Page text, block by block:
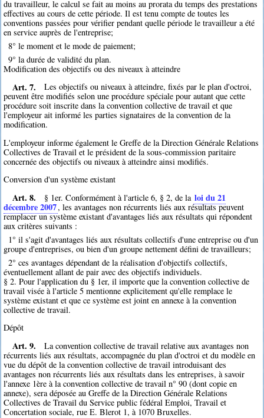
du travailleur, le calcul se fait au moins au prorata du temps des prestations
effectives au cours de cette période. Il est tenu compte de toutes les
conventions passées pour vérifier pendant quelle période le travailleur a été
en service auprès de l'entreprise;
8° le moment et le mode de paiement;
9° la durée de validité du plan.
Modification des objectifs ou des niveaux à atteindre
Art. 7.
Les objectifs ou niveaux à atteindre, fixés par le plan d'octroi,
peuvent être modifiés selon une procédure spéciale pour autant que cette
procédure soit inscrite dans la convention collective de travail et que
l'employeur ait informé les parties signataires de la convention de la
modification.
L'employeur informe également le Greffe de la Direction Générale Relations
Collectives de Travail et le président de la sous-commission paritaire
concernée des objectifs ou niveaux à atteindre ainsi modifiés.
Conversion d'un système existant
Art. 8. § 1er. Conformément à l'article 6, § 2, de la loi du 21
décembre 2007, les avantages non récurrents liés aux résultats peuvent
remplacer un système existant d'avantages liés aux résultats qui répondent
aux critères suivants :
1° il s'agit d'avantages liés aux résultats collectifs d'une entreprise ou d'un
groupe d'entreprises, ou bien d'un groupe nettement défini de travailleurs;
2° ces avantages dépendant de la réalisation d'objectifs collectifs,
éventuellement allant de pair avec des objectifs individuels.
§ 2. Pour l'application du § 1er, il importe que la convention collective de
travail visée à l'article 5 mentionne explicitement qu'elle remplace le
système existant et que ce système est joint en annexe à la convention
collective de travail.
Dépôt
Art. 9.
La convention collective de travail relative aux avantages non
récurrents liés aux résultats, accompagnée du plan d'octroi et du modèle en
vue du dépôt de la convention collective de travail introduisant des
avantages non récurrents liés aux résultats dans les entreprises, à savoir
l'annexe 1ère à la convention collective de travail n° 90 (dont copie en
annexe), sera déposée au Greffe de la Direction Générale Relations
Collectives de Travail du Service public fédéral Emploi, Travail et
Concertation sociale, rue E. Blerot 1, à 1070 Bruxelles.